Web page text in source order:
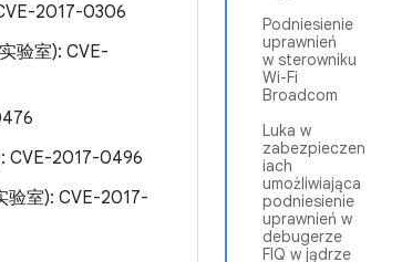
Podniesienie
uprawnień
w sterowniku
Wi-Fi
Broadcom
Luka w
zabezpieczen
iach
umożliwiająca
podniesienie
uprawnień w
debugerze
FIQ w jądrze
2017-0306
验室): CVE-
CVE-2017-0496
验室): CVE-2017-